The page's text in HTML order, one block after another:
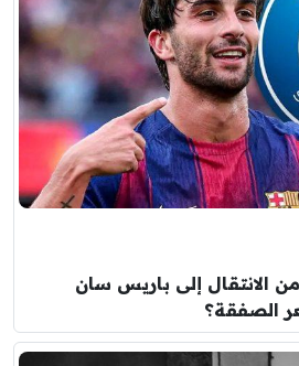
الانتقال إلى باريس سان
الصفقة؟